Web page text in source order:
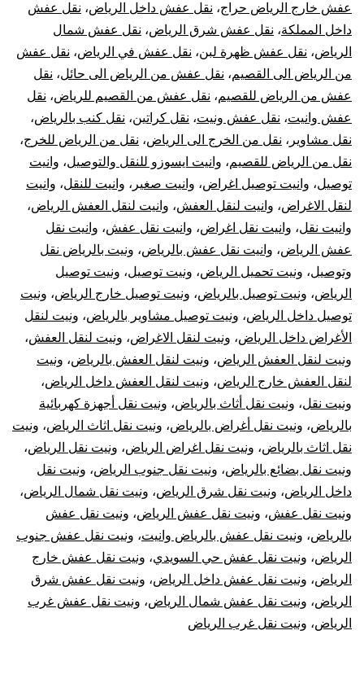
عفش خارج الرياض حراج، نقل عفش داخل الرياض، نقل عفش
داخل المملكة، نقل عفش شرق الرياض، نقل عفش شمال
الرياض، نقل عفش ظهرة لبن، نقل عفش في الرياض، نقل عفش
من الرياض الى القصيم، نقل عفش من الرياض الى حائل، نقل
عفش من الرياض للقصيم، نقل عفش من القصيم للرياض، نقل
عفش وانيت، نقل عفش ونيت، نقل كراتين، نقل كنب بالرياض،
نقل مشاوير ، نقل من الخرج الى الرياض، نقل من الرياض للخرج،
نقل من الرياض للقصيم، وانيت ايسوزو للنقل والتوصيل، وانيت
توصيل، وانيت توصيل اغراض، وانيت صغير ، وانيت للنقل، وانيت
لنقل الاغراض، وانيت لنقل العفش، وانيت لنقل العفش الرياض،
وانيت نقل، وانيت نقل اغراض، وانيت نقل عفش، وانيت نقل
عفش الرياض، وانيت نقل عفش بالرياض، ونيت بالرياض نقل
وتوصيل، ونيت تحميل الرياض، ونيت توصيل، ونيت توصيل
الرياض، ونيت توصيل بالرياض، ونيت توصيل خارج الرياض، ونيت
توصيل داخل الرياض، ونيت توصيل مشاوير بالرياض، ونيت لنقل
الأغراض داخل الرياض، ونيت لنقل الاغراض، ونيت لنقل العفش،
ونيت لنقل العفش الرياض، ونيت لنقل العفش بالرياض، ونيت
لنقل العفش خارج الرياض، ونيت لنقل العفش داخل الرياض،
ونيت نقل، ونيت نقل أثاث بالرياض، ونيت نقل أجهزة كهربائية
بالرياض، ونيت نقل أغراض بالرياض، ونيت نقل اثاث الرياض، ونيت
نقل اثاث بالرياض، ونيت نقل اغراض الرياض، ونيت نقل الرياض،
ونيت نقل بضائع بالرياض، ونيت نقل جنوب الرياض، ونيت نقل
داخل الرياض، ونيت نقل شرق الرياض، ونيت نقل شمال الرياض،
ونيت نقل عفش، ونيت نقل عفش الرياض، ونيت نقل عفش
بالرياض، ونيت نقل عفش بالرياض وانيت، ونيت نقل عفش جنوب
الرياض، ونيت نقل عفش حي السويدي، ونيت نقل عفش خارج
الرياض، ونيت نقل عفش داخل الرياض، ونيت نقل عفش شرق
الرياض، ونيت نقل عفش شمال الرياض، ونيت نقل عفش غرب
الرياض، ونيت نقل غرب الرياض